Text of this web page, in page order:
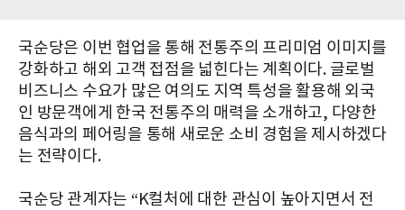
국순당은 이번 협업을 통해 전통주의 프리미엄 이미지를
강화하고 해외 고객 접점을 넓힌다는 계획이다. 글로벌
비즈니스 수요가 많은 여의도 지역 특성을 활용해 외국
인 방문객에게 한국 전통주의 매력을 소개하고, 다양한
음식과의 페어링을 통해 새로운 소비 경험을 제시하겠다
는 전략이다.
국순당 관계자는 “K컬처에 대한 관심이 높아지면서 전